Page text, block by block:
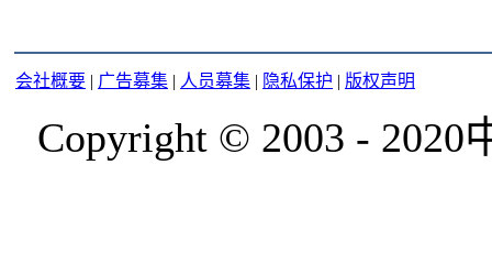
会社概要 | 广告募集 | 人员募集 | 隐私保护 | 版权声明
Copyright © 2003 -